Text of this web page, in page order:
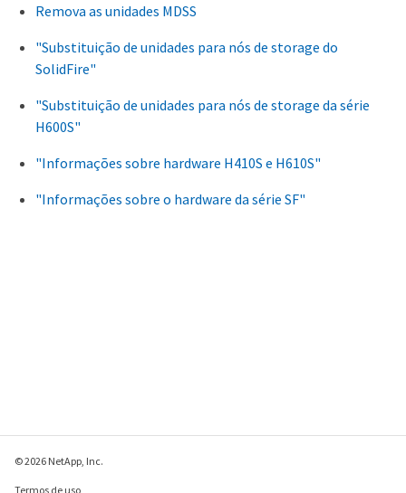
Remova as unidades MDSS
"Substituição de unidades para nós de storage do
SolidFire"
"Substituição de unidades para nós de storage da série
H600S"
"Informações sobre hardware H410S e H610S"
"Informações sobre o hardware da série SF"
© 2026 NetApp, Inc.
Termos de uso